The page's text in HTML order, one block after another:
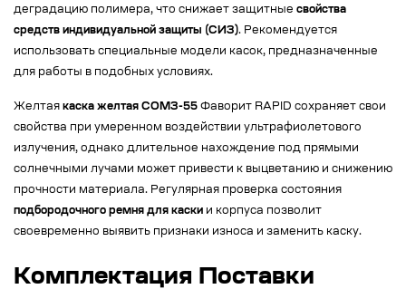
деградацию полимера, что снижает защитные свойства
средств индивидуальной защиты (СИЗ). Рекомендуется
использовать специальные модели касок, предназначенные
для работы в подобных условиях.
Желтая каска желтая СОМЗ-55 Фаворит RAPID сохраняет свои
свойства при умеренном воздействии ультрафиолетового
излучения, однако длительное нахождение под прямыми
солнечными лучами может привести к выцветанию и снижению
прочности материала. Регулярная проверка состояния
подбородочного ремня для каски и корпуса позволит
своевременно выявить признаки износа и заменить каску.
Комплектация Поставки